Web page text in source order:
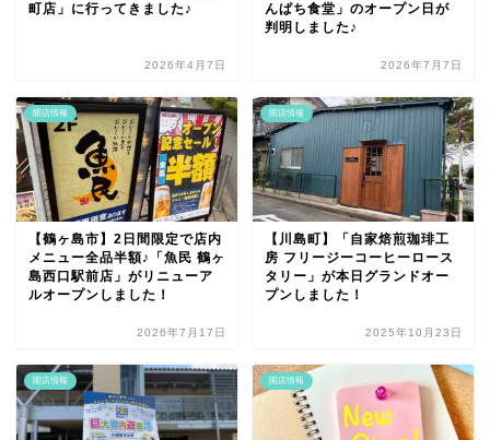
町店」に行ってきました♪
2026年4月7日
んぱち食堂」のオープン日が
判明しました♪
2026年7月7日
開店情報
【鶴ヶ島市】2日間限定で店内
メニュー全品半額♪「魚民 鶴ヶ
島西口駅前店」がリニューア
ルオープンしました！
2026年7月17日
開店情報
【川島町】「自家焙煎珈琲工
房 フリージーコーヒーロース
タリー」が本日グランドオー
プンしました！
2025年10月23日
開店情報 開店情報